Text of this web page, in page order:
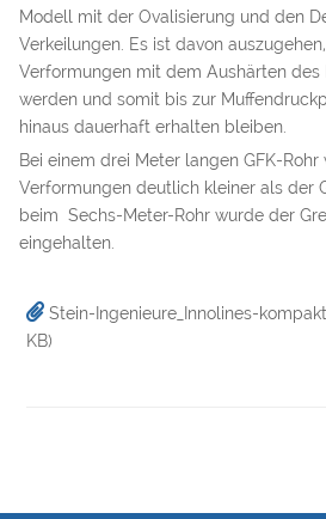
Modell mit der Ovalisierung und den
Verkeilungen. Es ist davon
Verformungen mit dem Aushärten des
werden und somit bis zur
hinaus dauerhaft erhalten bleiben.
Bei einem drei Meter langen GFK-Rohr
Verformungen deutlich kleiner als der
beim Sechs-Meter-Rohr wurde der
eingehalten.
Stein-Ingenieure_Innolines-
KB)